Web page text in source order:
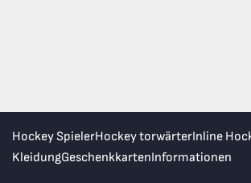
Hockey SpielerHockey torwärterInline
KleidungGeschenkkartenInformationen